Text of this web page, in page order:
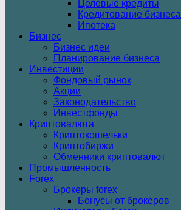
Целевые кредиты
Кредитование бизнеса
Ипотека
Бизнес
Бизнес идеи
Планирование бизнеса
Инвестиции
Фондовый рынок
Акции
Законодательство
Инвестфонды
Криптовалюта
Криптокошельки
Криптобиржи
Обменники криптовалют
Промышленность
Forex
Брокеры forex
Бонусы от брокеров